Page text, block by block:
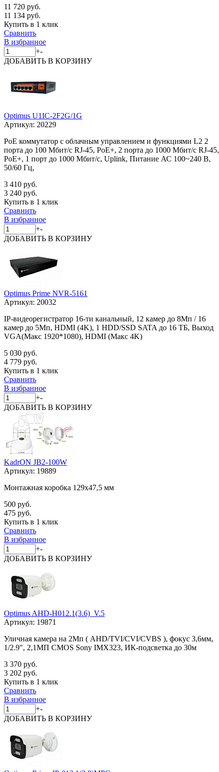
11 720 руб.
11 134 руб.
Купить в 1 клик
Сравнить
В избранное
+-
ДОБАВИТЬ В КОРЗИНУ
Optimus U1IC-2F2G/1G
Артикул: 20229
PoE коммутатор с облачным управлением и функциями L2 2
порта до 100 Мбит/с RJ-45, PoE+, 2 порта до 1000 Мбит/с RJ-45,
PoE+, 1 порт до 1000 Мбит/с, Uplink, Питание АС 100~240 В,
50/60 Гц,
3 410 руб.
3 240 руб.
Купить в 1 клик
Сравнить
В избранное
+-
ДОБАВИТЬ В КОРЗИНУ
Optimus Prime NVR-5161
Артикул: 20032
IP-видеорегистратор 16-ти канальный, 12 камер до 8Мп / 16
камер до 5Мп, HDMI (4K), 1 HDD/SSD SATA до 16 ТБ, Выход
VGA(Макс 1920*1080), HDMI (Макс 4K)
5 030 руб.
4 779 руб.
Купить в 1 клик
Сравнить
В избранное
+-
ДОБАВИТЬ В КОРЗИНУ
KadrON JB2-100W
Артикул: 19889
Монтажная коробка 129x47,5 мм
500 руб.
475 руб.
Купить в 1 клик
Сравнить
В избранное
+-
ДОБАВИТЬ В КОРЗИНУ
Optimus AHD-H012.1(3.6)_V.5
Артикул: 19871
Уличная камера на 2Мп ( AHD/TVI/CVI/CVBS ), фокус 3,6мм,
1/2.9", 2,1МП CMOS Sony IMX323, ИК-подсветка до 30м
3 370 руб.
3 202 руб.
Купить в 1 клик
Сравнить
В избранное
+-
ДОБАВИТЬ В КОРЗИНУ